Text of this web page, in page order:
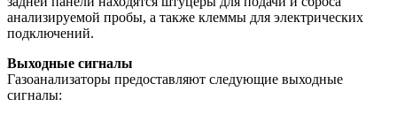
анализируемой пробы, а также клеммы для электрических
подключений.
Выходные сигналы
Газоанализаторы предоставляют следующие выходные
сигналы: